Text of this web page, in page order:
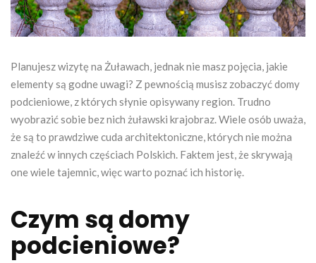
Planujesz wizytę na Żuławach, jednak nie masz pojęcia, jakie
elementy są godne uwagi? Z pewnością musisz zobaczyć domy
podcieniowe, z których słynie opisywany region. Trudno
wyobrazić sobie bez nich żuławski krajobraz. Wiele osób uważa,
że są to prawdziwe cuda architektoniczne, których nie można
znaleźć w innych częściach Polskich. Faktem jest, że skrywają
one wiele tajemnic, więc warto poznać ich historię.
Czym są domy
podcieniowe?